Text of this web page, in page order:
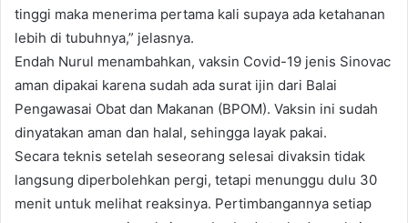
tinggi maka menerima pertama kali supaya ada ketahanan
lebih di tubuhnya,” jelasnya.
Endah Nurul menambahkan, vaksin Covid-19 jenis Sinovac
aman dipakai karena sudah ada surat ijin dari Balai
Pengawasai Obat dan Makanan (BPOM). Vaksin ini sudah
dinyatakan aman dan halal, sehingga layak pakai.
Secara teknis setelah seseorang selesai divaksin tidak
langsung diperbolehkan pergi, tetapi menunggu dulu 30
menit untuk melihat reaksinya. Pertimbangannya setiap